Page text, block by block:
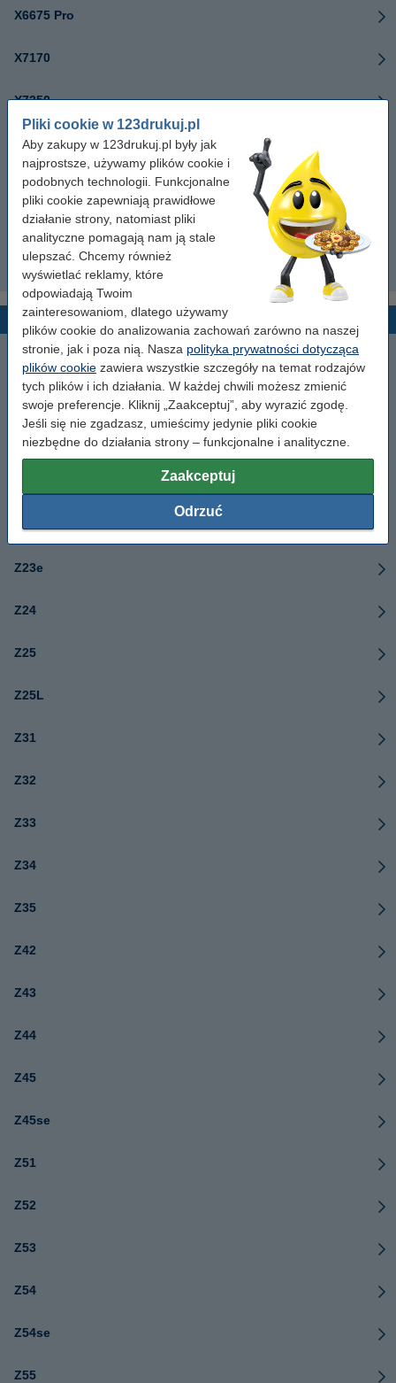
Pliki cookie w 123drukuj.pl
Aby zakupy w 123drukuj.pl były jak
najprostsze, używamy plików cookie i
podobnych technologii. Funkcjonalne
pliki cookie zapewniają prawidłowe
działanie strony, natomiast pliki
analityczne pomagają nam ją stale
ulepszać. Chcemy również
wyświetlać reklamy, które
odpowiadają Twoim
zainteresowaniom, dlatego używamy
plików cookie do analizowania zachowań zarówno na naszej
stronie, jak i poza nią. Nasza polityka prywatności dotycząca
plików cookie zawiera wszystkie szczegóły na temat rodzajów
tych plików i ich działania. W każdej chwili możesz zmienić
swoje preferencje. Kliknij „Zaakceptuj”, aby wyrazić zgodę.
Jeśli się nie zgadzasz, umieścimy jedynie pliki cookie
niezbędne do działania strony – funkcjonalne i analityczne.
Zaakceptuj
Odrzuć
X6675 Pro
X7170
X7350
X7675 Pro
X8350
X9350
X9575 Pro
Z-serie
Z11
Z12
Z13
Z23
Z23e
Z24
Z25
Z25L
Z31
Z32
Z33
Z34
Z35
Z42
Z43
Z44
Z45
Z45se
Z51
Z52
Z53
Z54
Z54se
Z55